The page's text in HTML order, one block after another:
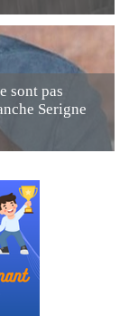
sont pas
Serigne